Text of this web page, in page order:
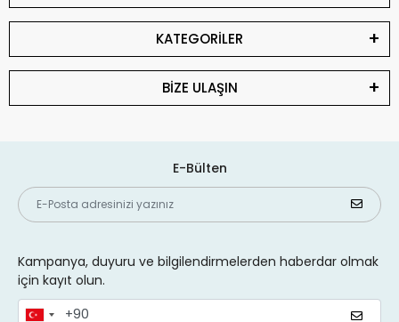
KATEGORİLER
BİZE ULAŞIN
E-Bülten
Kampanya, duyuru ve bilgilendirmelerden haberdar olmak
için kayıt olun.